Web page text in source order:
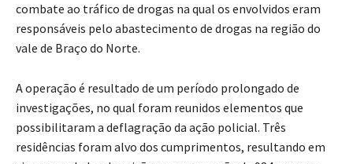
combate ao tráfico de drogas na qual os envolvidos eram
responsáveis pelo abastecimento de drogas na região do
vale de Braço do Norte.
A operação é resultado de um período prolongado de
investigações, no qual foram reunidos elementos que
possibilitaram a deflagração da ação policial. Três
residências foram alvo dos cumprimentos, resultando em